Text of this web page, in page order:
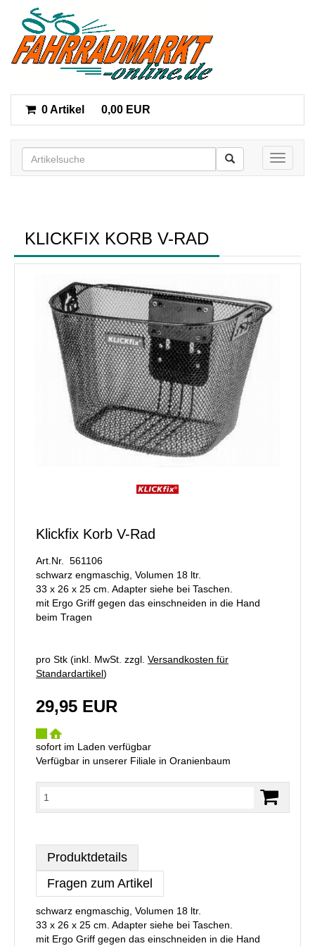
0 Artikel 0,00 EUR
Toggle
KLICKFIX KORB V-RAD
Klickfix Korb V-Rad
Art.Nr. 561106
schwarz engmaschig, Volumen 18 ltr.
33 x 26 x 25 cm. Adapter siehe bei Taschen.
mit Ergo Griff gegen das einschneiden in die Hand
beim Tragen
pro Stk (inkl. MwSt. zzgl. Versandkosten für
Standardartikel)
29,95 EUR
sofort im Laden verfügbar
Verfügbar in unserer Filiale in Oranienbaum
Produktdetails
Fragen zum Artikel
schwarz engmaschig, Volumen 18 ltr.
33 x 26 x 25 cm. Adapter siehe bei Taschen.
mit Ergo Griff gegen das einschneiden in die Hand